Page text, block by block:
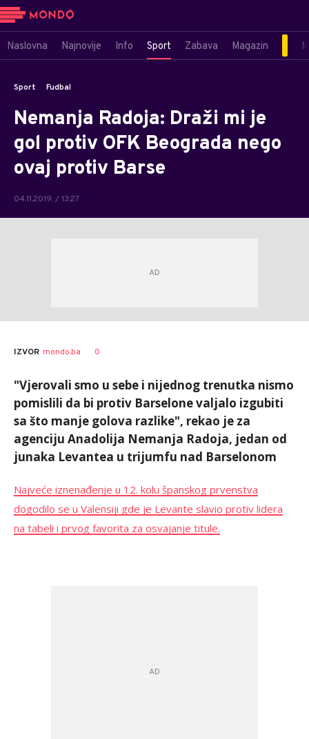
Naslovna Najnovije Info Sport Zabava Magazin
Sport Fudbal
Nemanja Radoja: Draži mi je
gol protiv OFK Beograda nego
ovaj protiv Barse
04.11.2019. / 13:27
AUTOR Anadolija
IZVOR mondo.ba 0
"Vjerovali smo u sebe i nijednog trenutka nismo
pomislili da bi protiv Barselone valjalo izgubiti
sa što manje golova razlike", rekao je za
agenciju Anadolija Nemanja Radoja, jedan od
junaka Levantea u trijumfu nad Barselonom
Najveće iznenađenje u 12. kolu španskog prvenstva
dogodilo se u Valensiji gde je Levante slavio protiv lidera
na tabeli i prvog favorita za osvajanje titule.